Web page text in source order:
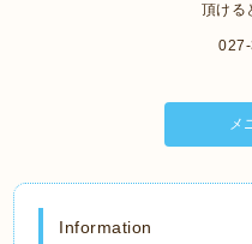
頂ける
メ
Information